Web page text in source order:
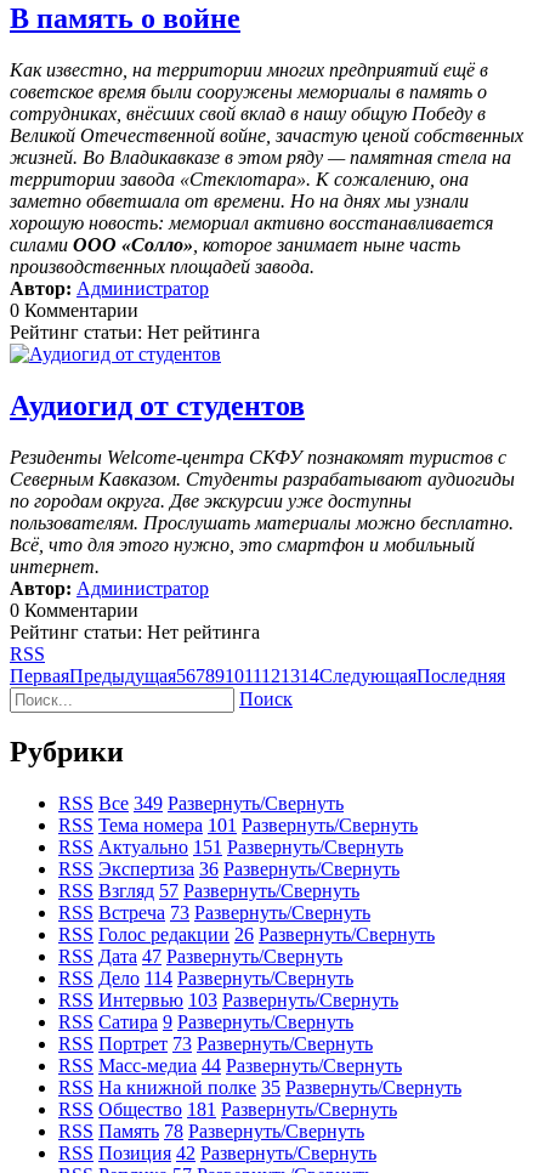
В память о войне
Как известно, на территории многих предприятий ещё в
советское время были сооружены мемориалы в память о
сотрудниках, внёсших свой вклад в нашу общую Победу в
Великой Отечественной войне, зачастую ценой собственных
жизней. Во Владикавказе в этом ряду — памятная стела на
территории завода «Стеклотара». К сожалению, она
заметно обветшала от времени. Но на днях мы узнали
хорошую новость: мемориал активно восстанавливается
силами ООО «Солло» , которое занимает ныне часть
производственных площадей завода.
Автор: Администратор
0 Комментарии
Рейтинг статьи: Нет рейтинга
Аудиогид от студентов
Резиденты Welcome-центра СКФУ познакомят туристов с
Северным Кавказом. Студенты разрабатывают аудиогиды
по городам округа. Две экскурсии уже доступны
пользователям. Прослушать материалы можно бесплатно.
Всё, что для этого нужно, это смартфон и мобильный
интернет.
Автор: Администратор
0 Комментарии
Рейтинг статьи: Нет рейтинга
RSS
ПерваяПредыдущая567891011121314СледующаяПоследняя
Поиск
Рубрики
RSS Все 349 Развернуть/Свернуть
RSS Тема номера 101 Развернуть/Свернуть
RSS Актуально 151 Развернуть/Свернуть
RSS Экспертиза 36 Развернуть/Свернуть
RSS Взгляд 57 Развернуть/Свернуть
RSS Встреча 73 Развернуть/Свернуть
RSS Голос редакции 26 Развернуть/Свернуть
RSS Дата 47 Развернуть/Свернуть
RSS Дело 114 Развернуть/Свернуть
RSS Интервью 103 Развернуть/Свернуть
RSS Сатира 9 Развернуть/Свернуть
RSS Портрет 73 Развернуть/Свернуть
RSS Масс-медиа 44 Развернуть/Свернуть
RSS На книжной полке 35 Развернуть/Свернуть
RSS Общество 181 Развернуть/Свернуть
RSS Память 78 Развернуть/Свернуть
RSS Позиция 42 Развернуть/Свернуть